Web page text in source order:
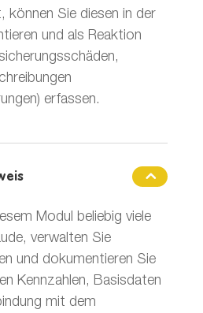
können Sie diesen in der
und als Reaktion
erfassen.
Modul beliebig viele
verwalten Sie
und dokumentieren Sie
Kennzahlen, Basisdaten
mit dem